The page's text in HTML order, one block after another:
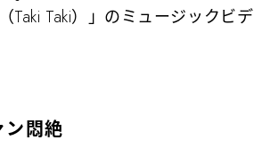
Taki）」のミュージックビデ
ン悶絶